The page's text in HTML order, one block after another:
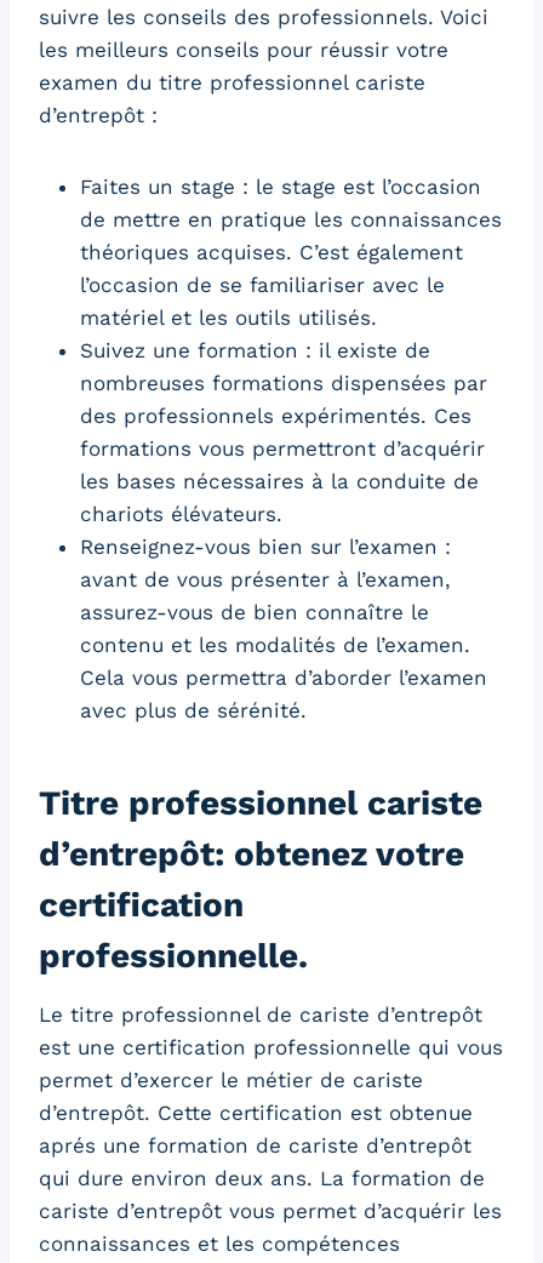
suivre les conseils des professionnels. Voici
les meilleurs conseils pour réussir votre
examen du titre professionnel cariste
d’entrepôt :
Faites un stage : le stage est l’occasion
de mettre en pratique les connaissances
théoriques acquises. C’est également
l’occasion de se familiariser avec le
matériel et les outils utilisés.
Suivez une formation : il existe de
nombreuses formations dispensées par
des professionnels expérimentés. Ces
formations vous permettront d’acquérir
les bases nécessaires à la conduite de
chariots élévateurs.
Renseignez-vous bien sur l’examen :
avant de vous présenter à l’examen,
assurez-vous de bien connaître le
contenu et les modalités de l’examen.
Cela vous permettra d’aborder l’examen
avec plus de sérénité.
Titre professionnel cariste
d’entrepôt: obtenez votre
certification
professionnelle.
Le titre professionnel de cariste d’entrepôt
est une certification professionnelle qui vous
permet d’exercer le métier de cariste
d’entrepôt. Cette certification est obtenue
aprés une formation de cariste d’entrepôt
qui dure environ deux ans. La formation de
cariste d’entrepôt vous permet d’acquérir les
connaissances et les compétences